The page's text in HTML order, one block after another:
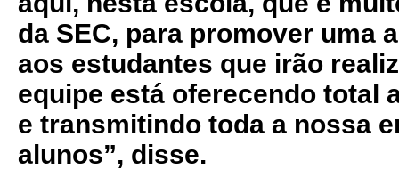
da SEC, para promover uma
aos estudantes que irão
equipe está oferecendo total
e transmitindo toda a nossa
alunos”, disse.